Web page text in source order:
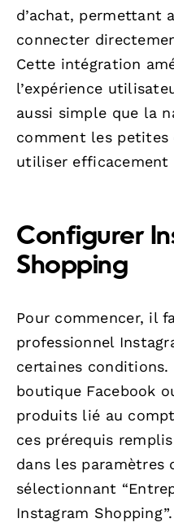
d’achat, permettant
connecter
Cette intégration
l’expérience
aussi simple que la
comment les petites
utiliser
Configurer
Shopping
Pour commencer, il
professionnel
certaines conditions.
boutique Facebook
produits lié au
ces prérequis
dans les paramètres
sélectionnant
Instagram